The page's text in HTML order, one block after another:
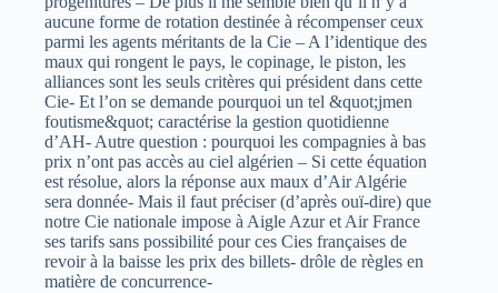
aucune forme de rotation destinée à récompenser ceux
parmi les agents méritants de la Cie – A l’identique des
maux qui rongent le pays, le copinage, le piston, les
alliances sont les seuls critères qui président dans cette
Cie- Et l’on se demande pourquoi un tel &quot;jmen
foutisme&quot; caractérise la gestion quotidienne
d’AH- Autre question : pourquoi les compagnies à bas
prix n’ont pas accès au ciel algérien – Si cette équation
est résolue, alors la réponse aux maux d’Air Algérie
sera donnée- Mais il faut préciser (d’après ouï-dire) que
notre Cie nationale impose à Aigle Azur et Air France
ses tarifs sans possibilité pour ces Cies françaises de
revoir à la baisse les prix des billets- drôle de règles en
matière de concurrence-